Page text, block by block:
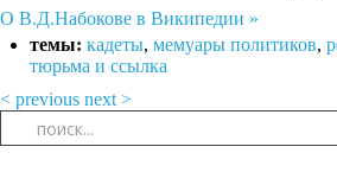
О В.Д.Набокове в Википедии »
темы: кадеты, мемуары политиков,
тюрьма и ссылка
< previous next >